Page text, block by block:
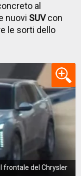
al
nuovi SUVcon
le sorti dello
frontale del Chrysler